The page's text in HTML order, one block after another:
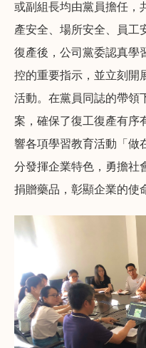
或副組長均由黨員擔任，
產安全、場所安全、員工
復產後，公司黨委認真學
控的重要指示，並立刻開
活動。在黨員同誌的帶領
案，確保了復工復產有序
響各項學習教育活動「做
分發揮企業特色，勇擔社
捐贈藥品，彰顯企業的使